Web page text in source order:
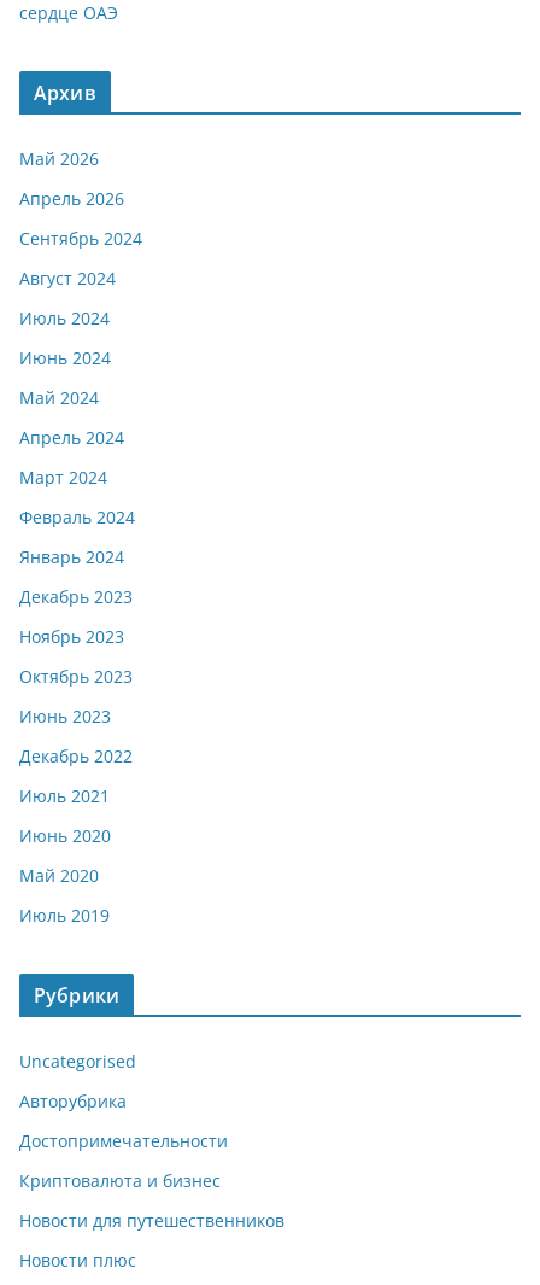
сердце ОАЭ
Архив
Май 2026
Апрель 2026
Сентябрь 2024
Август 2024
Июль 2024
Июнь 2024
Май 2024
Апрель 2024
Март 2024
Февраль 2024
Январь 2024
Декабрь 2023
Ноябрь 2023
Октябрь 2023
Июнь 2023
Декабрь 2022
Июль 2021
Июнь 2020
Май 2020
Июль 2019
Рубрики
Uncategorised
Авторубрика
Достопримечательности
Криптовалюта и бизнес
Новости для путешественников
Новости плюс